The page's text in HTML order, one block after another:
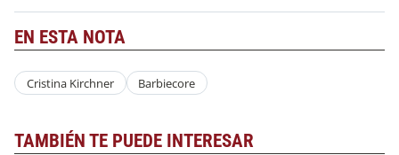
EN ESTA NOTA
Cristina Kirchner Barbiecore
TAMBIÉN TE PUEDE INTERESAR